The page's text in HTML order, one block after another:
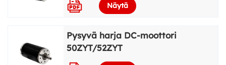
Näytä
Pysyvä harja DC-moottori
50ZYT/52ZYT